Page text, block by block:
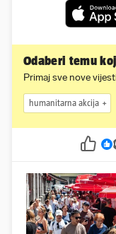
Odaberi temu
Primaj sve nove
humanitarna akcija